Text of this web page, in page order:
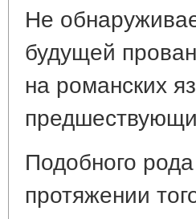
Не
будущей
на романских
Подобного
протяжении